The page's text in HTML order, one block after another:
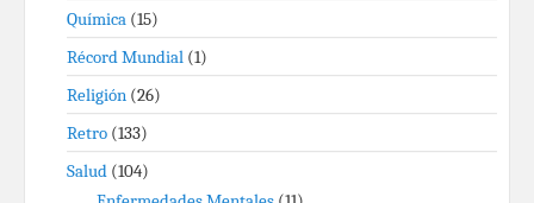
Química (15)
Récord Mundial (1)
Religión (26)
Retro (133)
Salud (104)